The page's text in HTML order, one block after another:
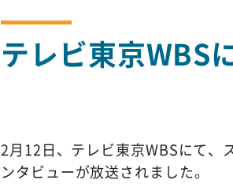
テレビ東京WBS
2月12日、テレビ東京WBSにて、
ンタビューが放送されました。